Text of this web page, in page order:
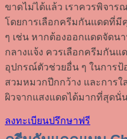
ขาดไม่ได้แล้ว เราควรพิจาร
โดยการเลือกครีมกันแดดที่
ๆ เช่น หากต้องออกแดดจัดน
กลางแจ้ง ควรเลือกครีมกันแ
อุปกรณ์ตัวช่วยอื่น ๆ ในการป้
สวมหมวกปีกกว้าง และการ
ผิวจากแสงแดดได้มากที่สุดนั่น
ลงทะเบียนปรึกษาฟรี